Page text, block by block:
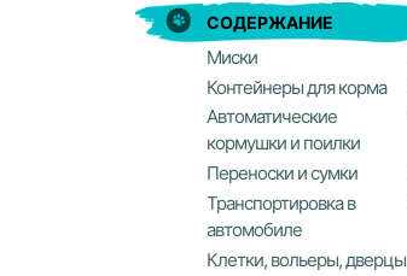
СОДЕРЖАНИЕ
Миски
Контейнеры для корма
Автоматические
кормушки и поилки
Переноски и сумки
Транспортировка в
автомобиле
Клетки, вольеры, дверцы